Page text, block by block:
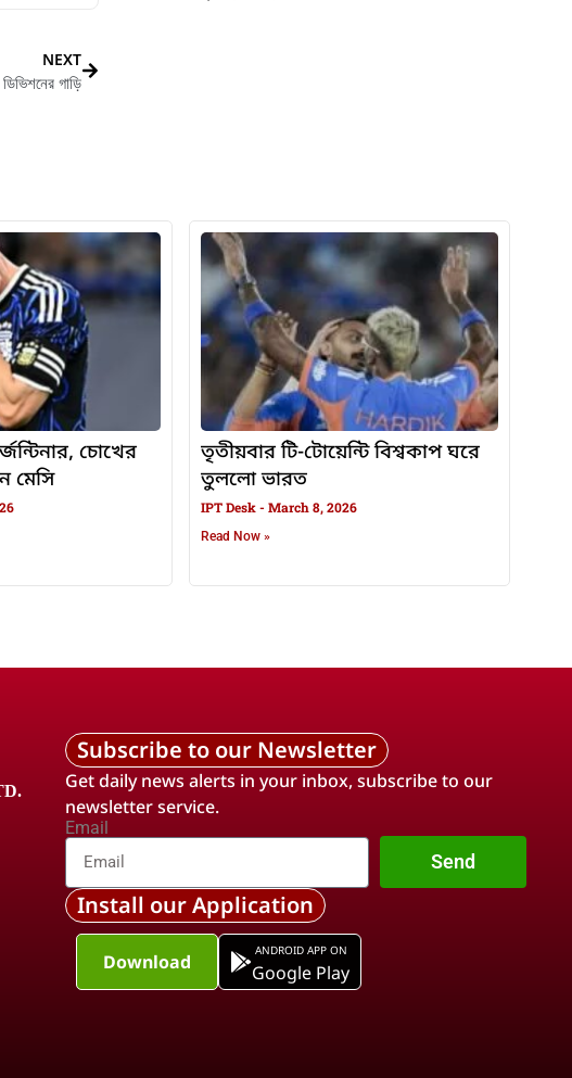
NEXT
গাড়ি
চোখের
মেসি
তৃতীয়বার টি-টোয়েন্টি বিশ্বকাপ ঘরে
তুললো ভারত
IPT Desk March 8, 2026
Read Now »
Subscribe to our Newsletter
Get daily news alerts in your inbox, subscribe to our
newsletter service.
Email
Send
Install our Application
Download ANDROID APP ON
Google Play